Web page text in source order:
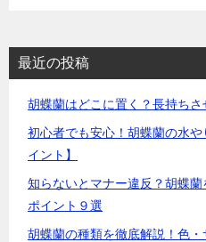
最近の投稿
胡蝶蘭はどこに置く？長持ち
初心者でも安心！胡蝶蘭の水
イント】
知らないとマナー違反？胡蝶
ポイント９選
胡蝶蘭の種類を徹底解説！色